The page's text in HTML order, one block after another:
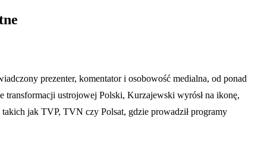
prezenter, komentator i osobowość medialna, od ponad
transformacji ustrojowej Polski, Kurzajewski wyrósł na ikonę,
jak TVP, TVN czy Polsat, gdzie prowadził programy